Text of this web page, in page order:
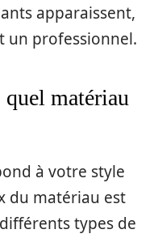
apparaissent,
un professionnel.
matériau
à votre style
du matériau est
types de